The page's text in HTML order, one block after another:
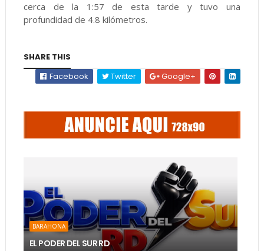
cerca de la 1:57 de esta tarde y tuvo una
profundidad de 4.8 kilómetros.
SHARE THIS
Facebook
Twitter Google+
BARAHONA
EL PODER DEL SUR RD